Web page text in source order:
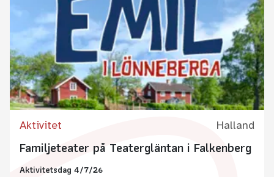
Aktivitet Halland
Familjeteater på Teatergläntan i Falkenberg
Aktivitetsdag 4/7/26